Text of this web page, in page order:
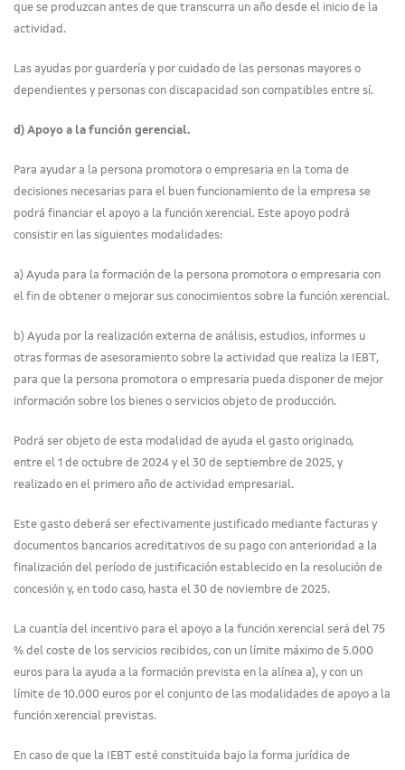
que se produzcan antes de que transcurra un año desde el inicio de la
actividad.
Las ayudas por guardería y por cuidado de las personas mayores o
dependientes y personas con discapacidad son compatibles entre sí.
d) Apoyo a la función gerencial.
Para ayudar a la persona promotora o empresaria en la toma de
decisiones necesarias para el buen funcionamiento de la empresa se
podrá financiar el apoyo a la función xerencial. Este apoyo podrá
consistir en las siguientes modalidades:
a) Ayuda para la formación de la persona promotora o empresaria con
el fin de obtener o mejorar sus conocimientos sobre la función xerencial.
b) Ayuda por la realización externa de análisis, estudios, informes u
otras formas de asesoramiento sobre la actividad que realiza la IEBT,
para que la persona promotora o empresaria pueda disponer de mejor
información sobre los bienes o servicios objeto de producción.
Podrá ser objeto de esta modalidad de ayuda el gasto originado,
entre el 1 de octubre de 2024 y el 30 de septiembre de 2025, y
realizado en el primero año de actividad empresarial.
Este gasto deberá ser efectivamente justificado mediante facturas y
documentos bancarios acreditativos de su pago con anterioridad a la
finalización del período de justificación establecido en la resolución de
concesión y, en todo caso, hasta el 30 de noviembre de 2025.
La cuantía del incentivo para el apoyo a la función xerencial será del 75
% del coste de los servicios recibidos, con un límite máximo de 5.000
euros para la ayuda a la formación prevista en la alínea a), y con un
límite de 10.000 euros por el conjunto de las modalidades de apoyo a la
función xerencial previstas.
En caso de que la IEBT esté constituida bajo la forma jurídica de